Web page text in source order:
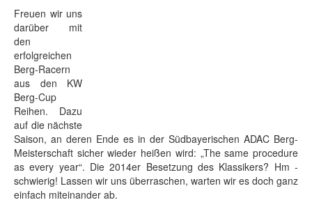
Freuen wir uns
darüber mit
den
erfolgreichen
Berg-Racern
aus den KW
Berg-Cup
Reihen. Dazu
auf die nächste
Saison, an deren Ende es in der Südbayerischen ADAC Berg-
Meisterschaft sicher wieder heißen wird: „The same procedure
as every year“. Die 2014er Besetzung des Klassikers? Hm -
schwierig! Lassen wir uns überraschen, warten wir es doch ganz
einfach miteinander ab.